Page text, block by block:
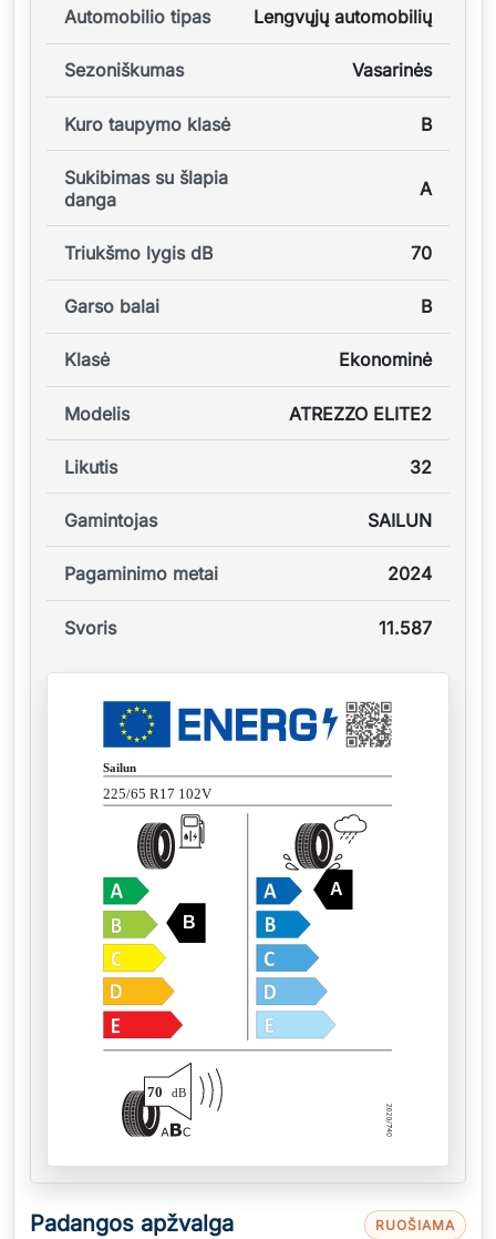
Automobilio tipas Lengvųjų automobilių
Sezoniškumas Vasarinės
Kuro taupymo klasė B
Sukibimas su šlapia
danga
A
Triukšmo lygis dB 70
Garso balai B
Klasė Ekonominė
Modelis ATREZZO ELITE2
Likutis 32
Gamintojas SAILUN
Pagaminimo metai 2024
Svoris 11.587
Sailun
225/65 R17 102V
B
A
70 dB
Padangos apžvalga RUOŠIAMA